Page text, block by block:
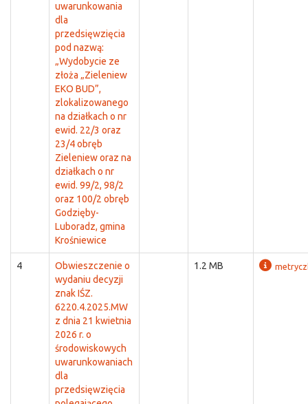
uwarunkowania
dla
przedsięwzięcia
pod nazwą:
„Wydobycie ze
złoża „Zieleniew
EKO BUD”,
zlokalizowanego
na działkach o nr
ewid. 22/3 oraz
23/4 obręb
Zieleniew oraz na
działkach o nr
ewid. 99/2, 98/2
oraz 100/2 obręb
Godzięby-
Luboradz, gmina
Krośniewice
4
Obwieszczenie o
wydaniu decyzji
znak IŚZ.
6220.4.2025.MW
z dnia 21 kwietnia
2026 r. o
środowiskowych
uwarunkowaniach
dla
przedsięwzięcia
1.2 MB